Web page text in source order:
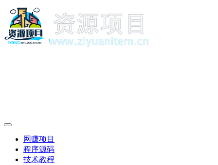
网赚项目
程序源码
技术教程